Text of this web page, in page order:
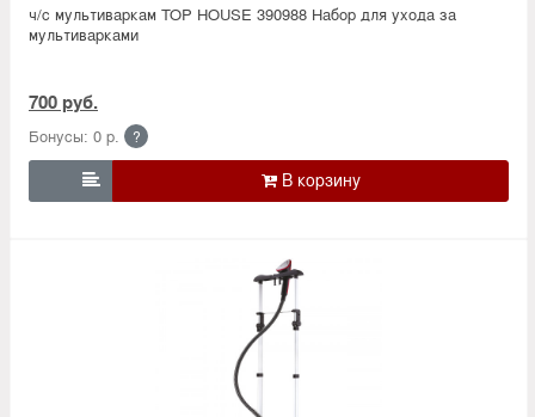
ч/с мультиваркам TOP HOUSE 390988 Набор для ухода за
мультиварками
700 руб.
Бонусы: 0 р. ?
